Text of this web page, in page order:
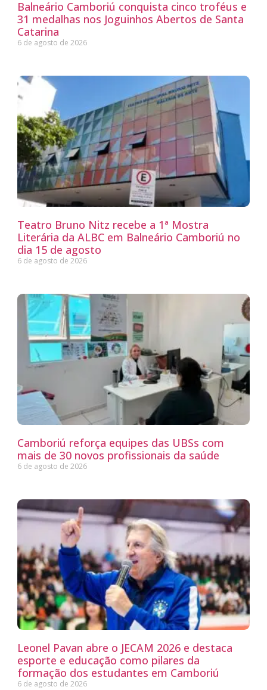
Balneário Camboriú conquista cinco troféus e
31 medalhas nos Joguinhos Abertos de Santa
Catarina
6 de agosto de 2026
Teatro Bruno Nitz recebe a 1ª Mostra
Literária da ALBC em Balneário Camboriú no
dia 15 de agosto
6 de agosto de 2026
Camboriú reforça equipes das UBSs com
mais de 30 novos profissionais da saúde
6 de agosto de 2026
Leonel Pavan abre o JECAM 2026 e destaca
esporte e educação como pilares da
formação dos estudantes em Camboriú
6 de agosto de 2026